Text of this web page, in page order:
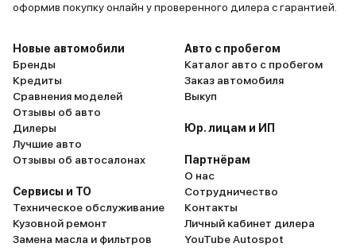
оформив покупку онлайн у проверенного дилера с гарантией.
Новые автомобили
Бренды
Кредиты
Сравнения моделей
Отзывы об авто
Дилеры
Лучшие авто
Отзывы об автосалонах
Сервисы и ТО
Техническое обслуживание
Кузовной ремонт
Замена масла и фильтров
Авто с пробегом
Каталог авто с пробегом
Заказ автомобиля
Выкуп
Юр. лицам и ИП
Партнёрам
О нас
Сотрудничество
Контакты
Личный кабинет дилера
YouTube Autospot